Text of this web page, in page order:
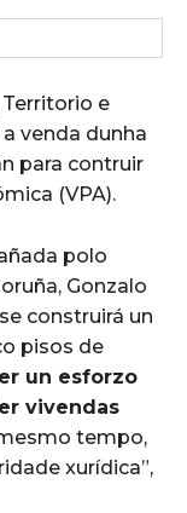
e
venda dunha
para contruir
(VPA).
polo
Gonzalo
construirá un
pisos de
un esforzo
vivendas
tempo,
xurídica”,